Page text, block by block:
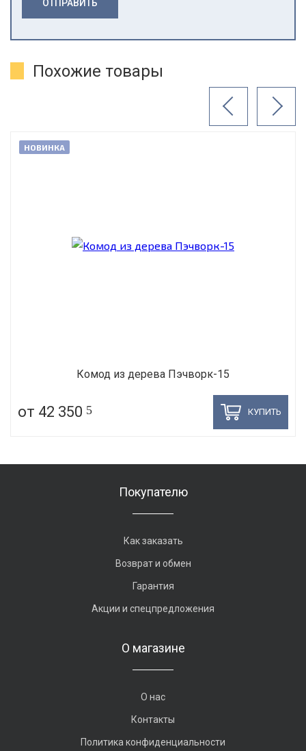
ОТПРАВИТЬ
Похожие товары
НОВИНКА
Комод из дерева Пэчворк-15
от 42 350 5 КУПИТЬ
Покупателю
Как заказать
Возврат и обмен
Гарантия
Акции и спецпредложения
О магазине
О нас
Контакты
Политика конфиденциальности